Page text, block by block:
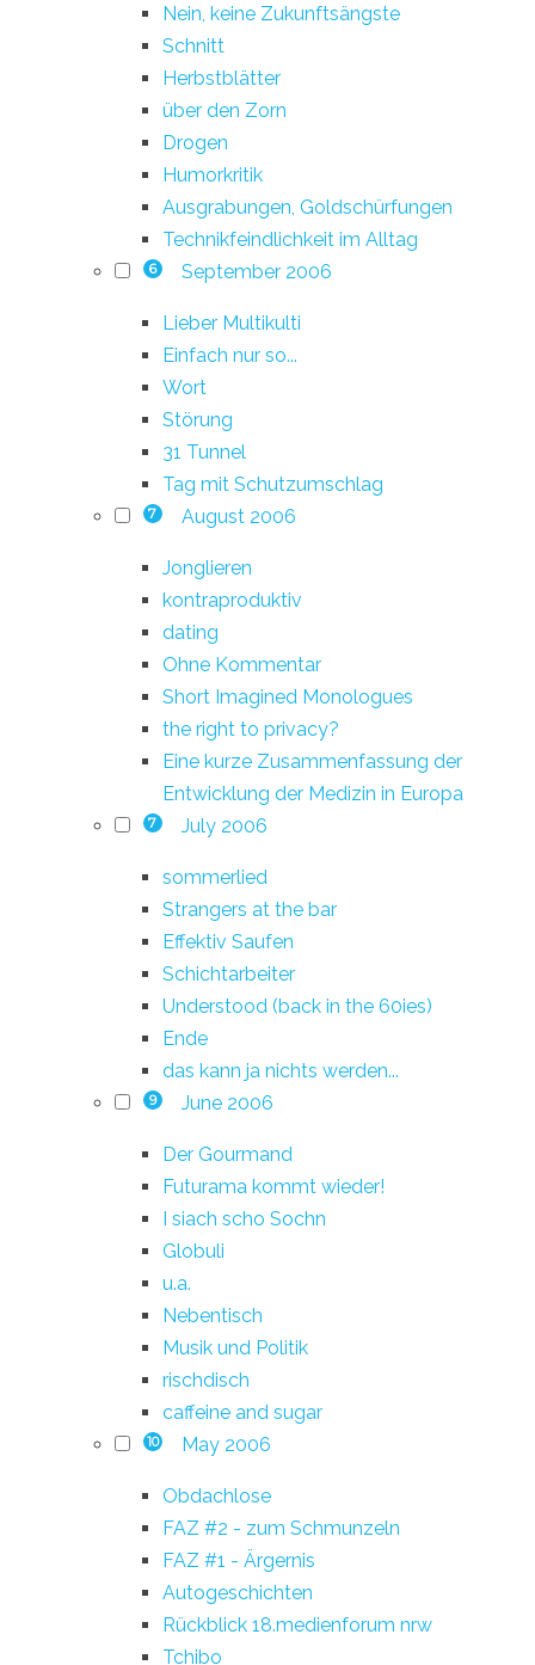
Nein, keine Zukunftsängste
Schnitt
Herbstblätter
über den Zorn
Drogen
Humorkritik
Ausgrabungen, Goldschürfungen
Technikfeindlichkeit im Alltag
6 September 2006
Lieber Multikulti
Einfach nur so...
Wort
Störung
31 Tunnel
Tag mit Schutzumschlag
7 August 2006
Jonglieren
kontraproduktiv
dating
Ohne Kommentar
Short Imagined Monologues
the right to privacy?
Eine kurze Zusammenfassung der
Entwicklung der Medizin in Europa
7 July 2006
sommerlied
Strangers at the bar
Effektiv Saufen
Schichtarbeiter
Understood (back in the 60ies)
Ende
das kann ja nichts werden...
9 June 2006
Der Gourmand
Futurama kommt wieder!
I siach scho Sochn
Globuli
u.a.
Nebentisch
Musik und Politik
rischdisch
caffeine and sugar
10 May 2006
Obdachlose
FAZ #2 - zum Schmunzeln
FAZ #1 - Ärgernis
Autogeschichten
Rückblick 18.medienforum nrw
Tchibo